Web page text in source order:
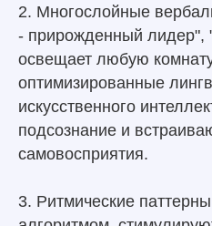
2. Многослойные
- прирожденный лидер",
освещает любую
оптимизированные
искусственного
подсознание и
самовосприятия.
3. Ритмические